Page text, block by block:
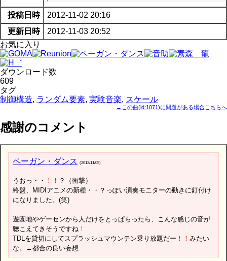
投稿日時
2012-11-02 20:16
更新日時
2012-11-03 20:52
お気に入り
ダウンロード数
609
タグ
制御構造, ランダム要素, 実験音楽, スケール
→この曲(id:1071)に問題がある場合こちらへ
感謝のコメント
ペーガン・ダンス (2012/11/05)
うおっ・・ ！ ！ ？（衝撃）
終盤、MIDIアニメの新種・・？っぽい演奏モニターの動きに釘付け
になりました。(笑)
遊園地やゲーセンから人だけをとっぱらったら、こんな感じの音が
聴こえてきそうですね ！
TDLを貸切にしてスプラッシュマウンテン乗り放題だー ！ ！ みたい
な。←都合の良い妄想